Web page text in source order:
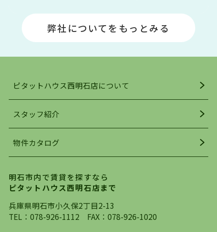
場や釣りスポットが多くあります。JR「大久保
駅」周辺には、ビブレ・イオンをはじめとした買
い物施設も多くあり、買い物にも困りません。
明石駅・西明石駅を中心に、明石市・神戸市西区
でお部屋探している方は、ぜひ当ＨＰにて物件を
お探しになってください。弊社は、スタッフの平
を行っており地域最大級の情報取扱量を誇ってお
ります。店頭で限られた物件をご紹介する、従来
自身でインターネットを利用し、理想のお部屋を
探していただき、選択していただいた物件情報に
対して、専門知識を持ったスタッフがサポートさ
せていただくスタイルを心がけております。私た
弊社についてをもっとみる
ピタットハウス西明石店について
スタッフ紹介
物件カタログ
明石市内で賃貸を探すなら
ピタットハウス西明石店まで
兵庫県明石市小久保2丁目2-13
TEL： 078-926-1112 FAX：078-926-1020